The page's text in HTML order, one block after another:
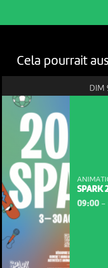
Cela pourrait
DIM
SPARK
09:00-